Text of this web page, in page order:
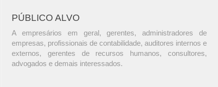
PÚBLICO ALVO
A empresários em geral, gerentes, administradores de
empresas, profissionais de contabilidade, auditores internos e
externos, gerentes de recursos humanos, consultores,
advogados e demais interessados.